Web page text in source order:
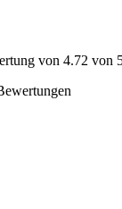
von 4.72 von